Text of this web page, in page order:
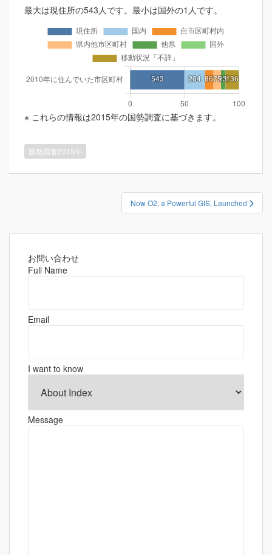
最大は現住所の543人です。最小は国外の1人です。
※ これらの情報は2015年の国勢調査に基づきます。
国勢調査2015年
ナ
Now O2, a Powerful GIS, Launched
お問い合わせ
Full Name
Email
I want to know
Message